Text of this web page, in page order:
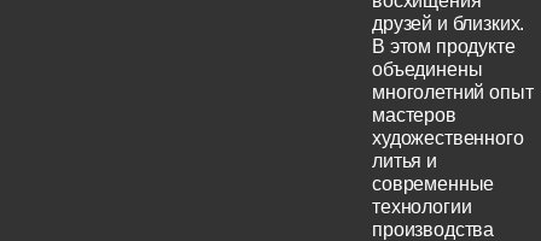
друзей и близких.
В этом продукте
объединены
многолетний опыт
мастеров
художественного
литья и
современные
технологии
производства